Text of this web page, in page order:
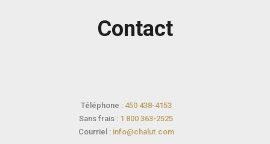
Contact
Téléphone : 450 438-4153
Sans frais : 1 800 363-2525
Courriel : info@chalut.com